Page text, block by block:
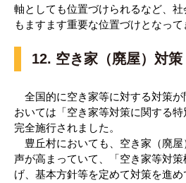
軸としても位置づけられるなど、
もますます重要な位置づけとなって
12. 空き家（廃屋）対策
全国的に空き家等に対する対策が
おいては「空き家等対策に関する
完全施行されました。
豊丘村においても、空き家（廃屋
声が高まっていて、「空き家等対
げ、基本方針等を定めて対策を進め